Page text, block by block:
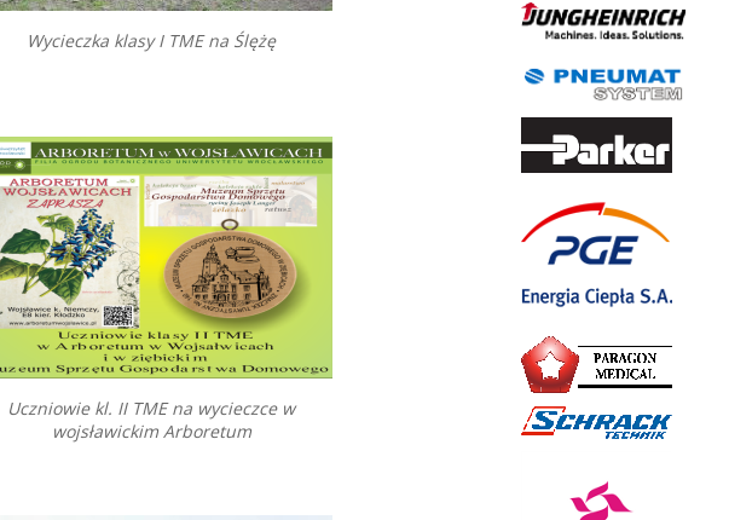
Wycieczka klasy I TME na Ślężę
Uczniowie kl. II TME na wycieczce w
wojsławickim Arboretum